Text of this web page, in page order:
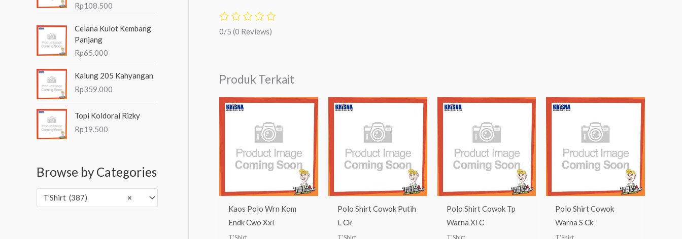
Rp108.500
Celana Kulot Kembang
Panjang
Rp65.000
Kalung 205 Kahyangan
Rp359.000
Topi Koldorai Rizky
Rp19.500
Browse by Categories
×
T’Shirt (387)
0/5 (0 Reviews)
Produk Terkait
Kaos Polo Wrn Kom
Endk Cwo Xxl
T'Shirt
Polo Shirt Cowok Putih
L Ck
T'Shirt
Polo Shirt Cowok Tp
Warna Xl C
T'Shirt
Polo Shirt Cowok
Warna S Ck
T'Shirt